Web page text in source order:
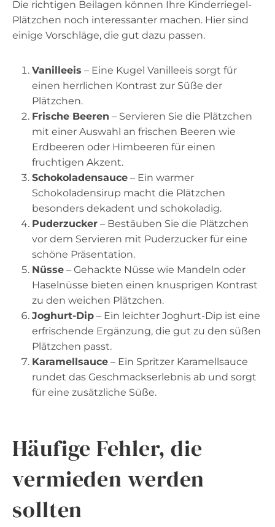
Die richtigen Beilagen können Ihre Kinderriegel-
Plätzchen noch interessanter machen. Hier sind
einige Vorschläge, die gut dazu passen.
Vanilleeis – Eine Kugel Vanilleeis sorgt für
einen herrlichen Kontrast zur Süße der
Plätzchen.
Frische Beeren – Servieren Sie die Plätzchen
mit einer Auswahl an frischen Beeren wie
Erdbeeren oder Himbeeren für einen
fruchtigen Akzent.
Schokoladensauce – Ein warmer
Schokoladensirup macht die Plätzchen
besonders dekadent und schokoladig.
Puderzucker – Bestäuben Sie die Plätzchen
vor dem Servieren mit Puderzucker für eine
schöne Präsentation.
Nüsse – Gehackte Nüsse wie Mandeln oder
Haselnüsse bieten einen knusprigen Kontrast
zu den weichen Plätzchen.
Joghurt-Dip – Ein leichter Joghurt-Dip ist eine
erfrischende Ergänzung, die gut zu den süßen
Plätzchen passt.
Karamellsauce – Ein Spritzer Karamellsauce
rundet das Geschmackserlebnis ab und sorgt
für eine zusätzliche Süße.
Häufige Fehler, die
vermieden werden
sollten